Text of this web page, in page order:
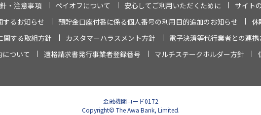
・注意事項 ペイオフについて 安心してご利用いただくために サイト
するお知らせ
預貯金口座付番に係る個人番号の利用目的追加のお知らせ
休
関する取組方針
カスタマーハラスメント方針
電子決済等代行業者との連
ついて
適格請求書発行事業者登録番号 マルチステークホルダー方針
金融機関コード0172
Copyright© The Awa Bank, Limited.